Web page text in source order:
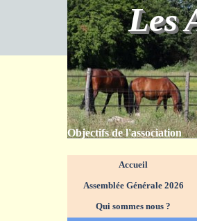
Aller au contenu Les
Objectifs de l'association
Sauter le menu
Accueil
Assemblée Générale 2026
Qui sommes nous ?